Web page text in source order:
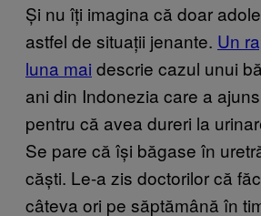
Și nu îți imagina că doar
astfel de situații jenante. Un
luna mai descrie cazul unui
ani din Indonezia care a
pentru că avea dureri la
Se pare că își băgase în
căști. Le-a zis doctorilor că
câteva ori pe săptămână în